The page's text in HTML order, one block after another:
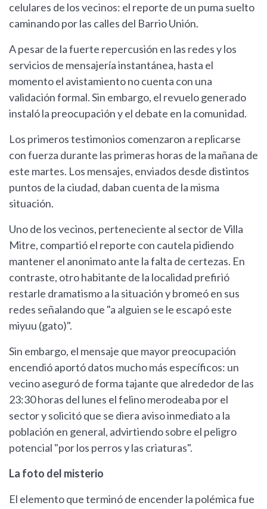
celulares de los vecinos: el reporte de un puma suelto
caminando por las calles del Barrio Unión.
A pesar de la fuerte repercusión en las redes y los
servicios de mensajería instantánea, hasta el
momento el avistamiento no cuenta con una
validación formal. Sin embargo, el revuelo generado
instaló la preocupación y el debate en la comunidad.
Los primeros testimonios comenzaron a replicarse
con fuerza durante las primeras horas de la mañana de
este martes. Los mensajes, enviados desde distintos
puntos de la ciudad, daban cuenta de la misma
situación.
Uno de los vecinos, perteneciente al sector de Villa
Mitre, compartió el reporte con cautela pidiendo
mantener el anonimato ante la falta de certezas. En
contraste, otro habitante de la localidad prefirió
restarle dramatismo a la situación y bromeó en sus
redes señalando que "a alguien se le escapó este
miyuu (gato)".
Sin embargo, el mensaje que mayor preocupación
encendió aportó datos mucho más específicos: un
vecino aseguró de forma tajante que alrededor de las
23:30 horas del lunes el felino merodeaba por el
sector y solicitó que se diera aviso inmediato a la
población en general, advirtiendo sobre el peligro
potencial "por los perros y las criaturas".
La foto del misterio
El elemento que terminó de encender la polémica fue